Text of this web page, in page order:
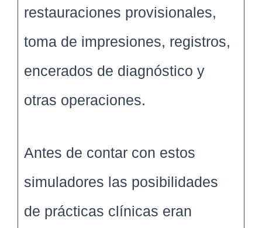
restauraciones provisionales,
toma de impresiones, registros,
encerados de diagnóstico y
otras operaciones.
Antes de contar con estos
simuladores las posibilidades
de prácticas clínicas eran